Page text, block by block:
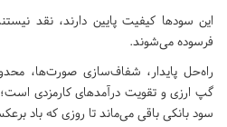
این سودها کیفیت پایین دارند، نقد
فرسوده می‌شوند.
راه‌حل پایدار، شفاف‌سازی صورت‌ها،
گپ ارزی و تقویت درآمدهای کارمزدی است؛
سود بانکی باقی می‌ماند تا روزی که باد